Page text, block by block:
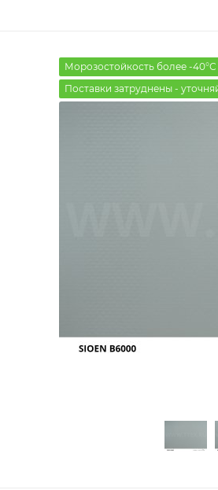
Морозостойкость более -40°С
Поставки затруднены -